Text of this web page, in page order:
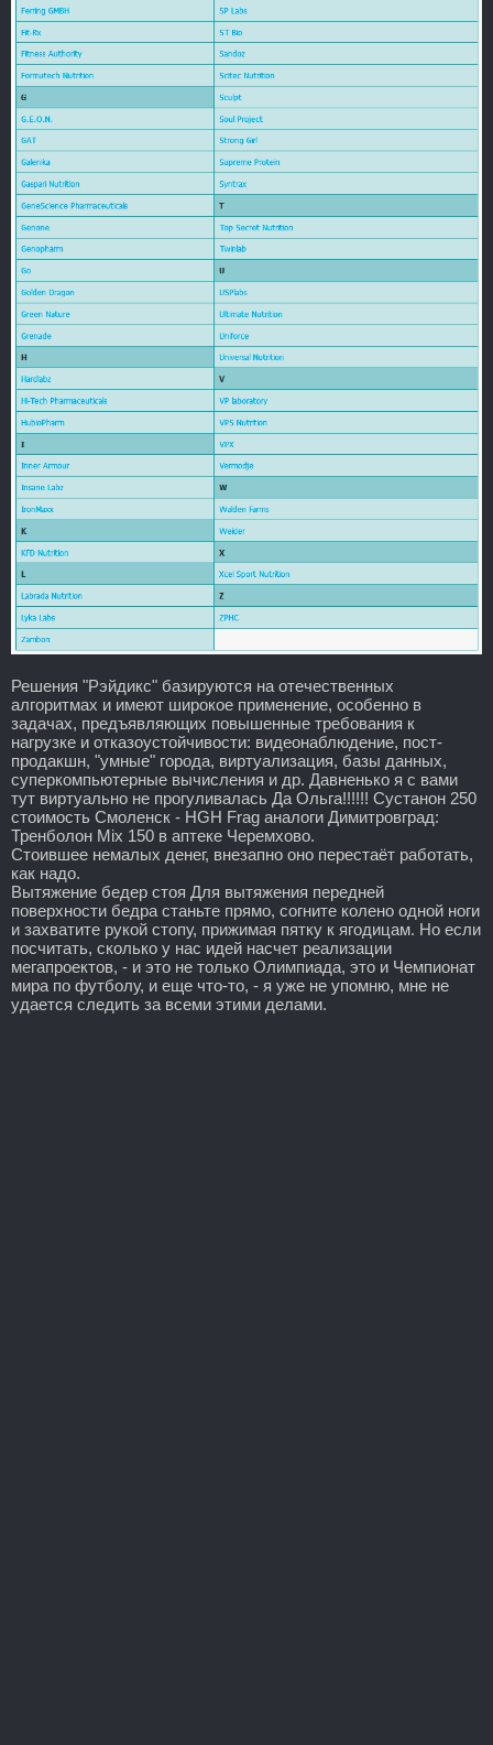
Решения "Рэйдикс" базируются на отечественных
алгоритмах и имеют широкое применение, особенно в
задачах, предъявляющих повышенные требования к
нагрузке и отказоустойчивости: видеонаблюдение, пост-
продакшн, "умные" города, виртуализация, базы данных,
суперкомпьютерные вычисления и др. Давненько я с вами
тут виртуально не прогуливалась Да Ольга!!!!!! Сустанон 250
стоимость Смоленск - HGH Frag аналоги Димитровград:
Тренболон Mix 150 в аптеке Черемхово.
Стоившее немалых денег, внезапно оно перестаёт работать,
как надо.
Вытяжение бедер стоя Для вытяжения передней
поверхности бедра станьте прямо, согните колено одной ноги
и захватите рукой стопу, прижимая пятку к ягодицам. Но если
посчитать, сколько у нас идей насчет реализации
мегапроектов, - и это не только Олимпиада, это и Чемпионат
мира по футболу, и еще что-то, - я уже не упомню, мне не
удается следить за всеми этими делами.